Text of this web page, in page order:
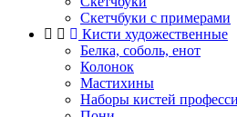
Скетчбуки с примерами
Кисти художественные
Белка, соболь, енот
Колонок
Мастихины
Наборы кистей